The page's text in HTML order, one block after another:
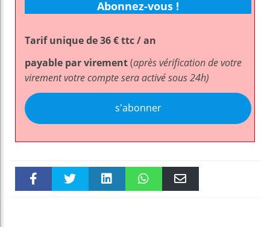
Abonnez-vous !
Tarif unique de 36 € ttc / an
payable par virement(après vérification de votre
virement votre compte sera activé sous 24h)
s'abonner